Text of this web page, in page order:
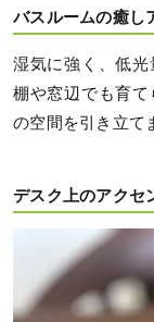
バスルームの癒し
湿気に強く、低
棚や窓辺でも育
の空間を引き立て
デスク上のアクセ